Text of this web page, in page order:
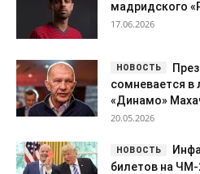
мадридского
17.06.2026
сомневается в
«Динамо»
20.05.2026
билетов на ЧМ-